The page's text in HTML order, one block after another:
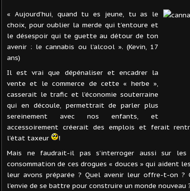
« Aujourd’hui, quand tu es jeune, tu as le
choix, pour oublier la merde qui t’entoure et
le désespoir qui te guette au détour de ton
avenir : le cannabis ou l’alcool ». (Kevin, 17
ans)
Il est vrai que dépénaliser et encadrer la
vente et le commerce de cette « herbe »,
casserait le trafic et l’économie souterraine
qui en découle, permettrait de parler plus
sereinement avec nos enfants, et
accessoirement créerait des emplois et ferait
l’état taxeur
!
Mais ne faudrait-il pas s’interroger aussi sur les
consommation de ces drogues « douces » qui aident
leur avons préparée ? Quel avenir leur offre-t-on ?
l’envie de se battre pour construire un monde nouveau